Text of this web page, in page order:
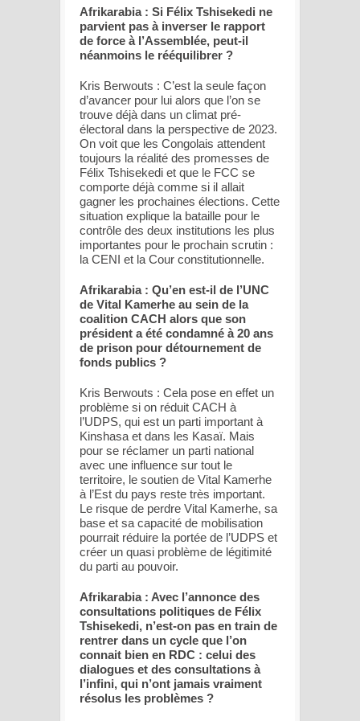
Afrikarabia : Si Félix Tshisekedi ne
parvient pas à inverser le rapport
de force à l’Assemblée, peut-il
néanmoins le rééquilibrer ?
Kris Berwouts : C’est la seule façon
d’avancer pour lui alors que l’on se
trouve déjà dans un climat pré-
électoral dans la perspective de 2023.
On voit que les Congolais attendent
toujours la réalité des promesses de
Félix Tshisekedi et que le FCC se
comporte déjà comme si il allait
gagner les prochaines élections. Cette
situation explique la bataille pour le
contrôle des deux institutions les plus
importantes pour le prochain scrutin :
la CENI et la Cour constitutionnelle.
Afrikarabia : Qu’en est-il de l’UNC
de Vital Kamerhe au sein de la
coalition CACH alors que son
président a été condamné à 20 ans
de prison pour détournement de
fonds publics ?
Kris Berwouts : Cela pose en effet un
problème si on réduit CACH à
l’UDPS, qui est un parti important à
Kinshasa et dans les Kasaï. Mais
pour se réclamer un parti national
avec une influence sur tout le
territoire, le soutien de Vital Kamerhe
à l’Est du pays reste très important.
Le risque de perdre Vital Kamerhe, sa
base et sa capacité de mobilisation
pourrait réduire la portée de l’UDPS et
créer un quasi problème de légitimité
du parti au pouvoir.
Afrikarabia : Avec l’annonce des
consultations politiques de Félix
Tshisekedi, n’est-on pas en train de
rentrer dans un cycle que l’on
connait bien en RDC : celui des
dialogues et des consultations à
l’infini, qui n’ont jamais vraiment
résolus les problèmes ?